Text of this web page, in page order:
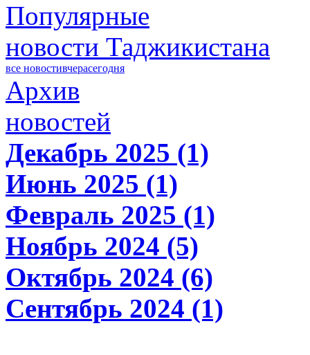
Популярные
новости Таджикистана
все новостивчерасегодня
Архив
новостей
Декабрь 2025 (1)
Июнь 2025 (1)
Февраль 2025 (1)
Ноябрь 2024 (5)
Октябрь 2024 (6)
Сентябрь 2024 (1)